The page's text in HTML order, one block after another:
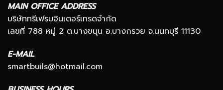
MAIN OFFICE ADDRESS
บริษัททรีเฟรมอินเตอร์เทรดจำกัด
เลขที่ 788 หมู่ 2 ต.บางขนุน อ.บางกรวย จ.นนทบุรี 11130
E-MAIL
smartbuils@hotmail.com